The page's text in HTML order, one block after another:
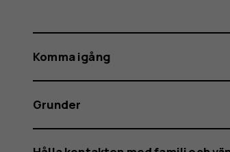
Komma igång
Grunder